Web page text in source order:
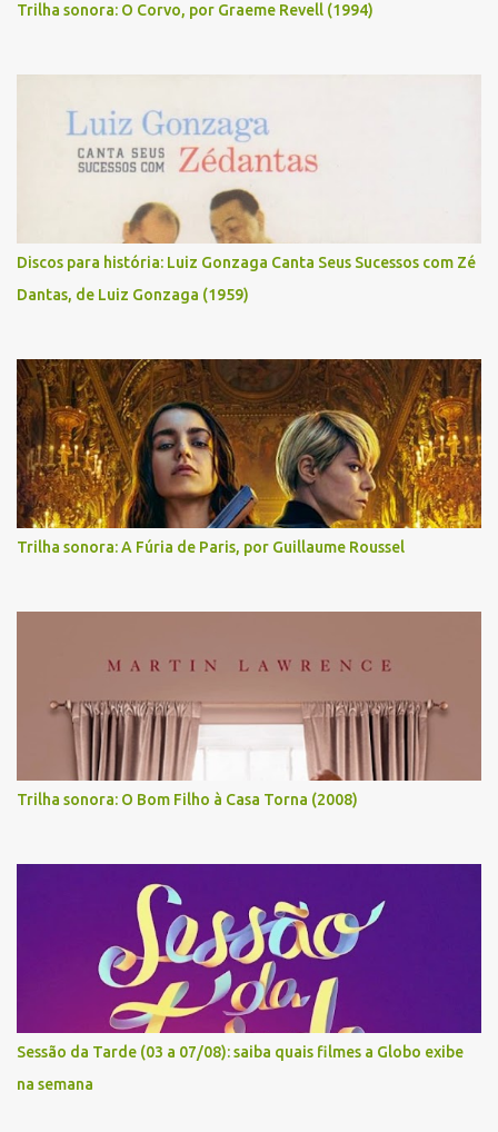
Trilha sonora: O Corvo, por Graeme Revell (1994)
Discos para história: Luiz Gonzaga Canta Seus Sucessos com Zé
Dantas, de Luiz Gonzaga (1959)
Trilha sonora: A Fúria de Paris, por Guillaume Roussel
Trilha sonora: O Bom Filho à Casa Torna (2008)
Sessão da Tarde (03 a 07/08): saiba quais filmes a Globo exibe
na semana